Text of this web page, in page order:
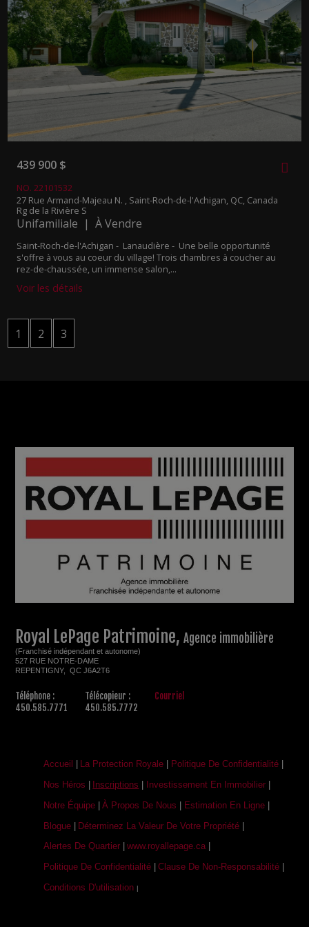
439 900 $
NO. 22101532
27 Rue Armand-Majeau N. , Saint-Roch-de-l'Achigan, QC, Canada
Rg de la Rivière S
Unifamiliale | À Vendre
Saint-Roch-de-l'Achigan - Lanaudière - Une belle opportunité
s'offre à vous au coeur du village! Trois chambres à coucher au
rez-de-chaussée, un immense salon,...
Voir les détails
1 2 3
Royal LePage Patrimoine,Agence immobilière
(Franchisé indépendant et autonome)
527 RUE NOTRE-DAME
REPENTIGNY, QC J6A2T6
Téléphone :
450.585.7771
Télécopieur :
450.585.7772
Courriel
Accueil La Protection Royale Politique De Confidentialité
Nos Héros
Inscriptions Investissement En Immobilier
Notre Équipe
À Propos De Nous Estimation En Ligne
Blogue | Déterminez La Valeur De Votre Propriété |
Alertes De Quartier
www.royallepage.ca
Politique De Confidentialité
Clause De Non-Responsabilité
Conditions D'utilisation |